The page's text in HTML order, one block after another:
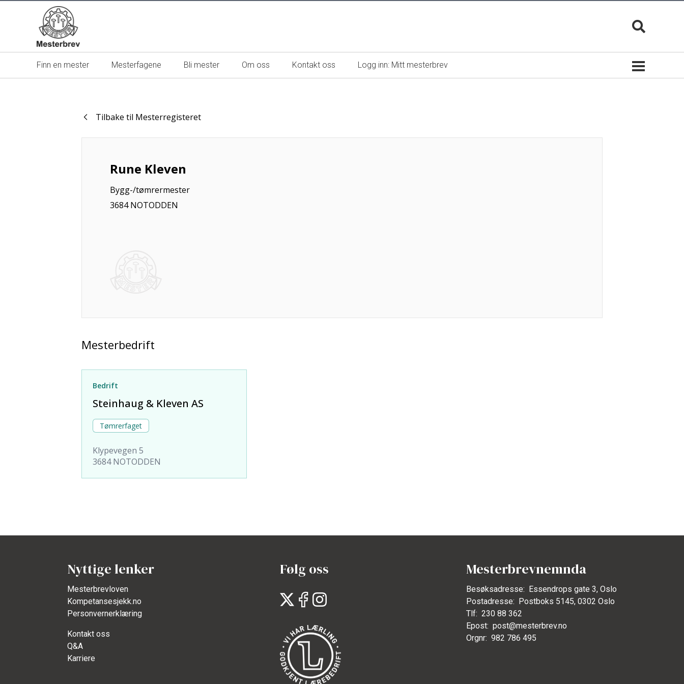
Finn en mester Mesterfagene Bli mester Om oss Kontakt oss Logg inn: Mitt mesterbrev
Tilbake til Mesterregisteret
Rune Kleven
Bygg-/tømrermester
3684 NOTODDEN
Mesterbedrift
Bedrift
Steinhaug & Kleven AS
Tømrerfaget
Klypevegen 5
3684 NOTODDEN
Nyttige lenker
Mesterbrevloven
Kompetansesjekk.no
Personvernerklæring
Kontakt oss
Q&A
Karriere
Følg oss Mesterbrevnemnda
Besøksadresse: Essendrops gate 3, Oslo
Postadresse: Postboks 5145, 0302 Oslo
Tlf: 230 88 362
Epost: post@mesterbrev.no
Orgnr: 982 786 495